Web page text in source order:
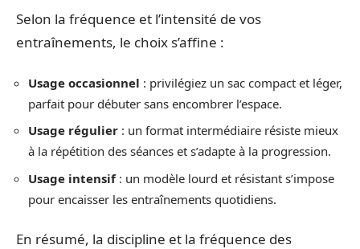
Selon la fréquence et l’intensité de vos
entraînements, le choix s’affine :
Usage occasionnel : privilégiez un sac compact et léger,
parfait pour débuter sans encombrer l’espace.
Usage régulier : un format intermédiaire résiste mieux
à la répétition des séances et s’adapte à la progression.
Usage intensif: un modèle lourd et résistant s’impose
pour encaisser les entraînements quotidiens.
En résumé, la discipline et la fréquence des